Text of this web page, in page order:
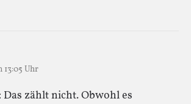
13:05 Uhr
zählt nicht. Obwohl es